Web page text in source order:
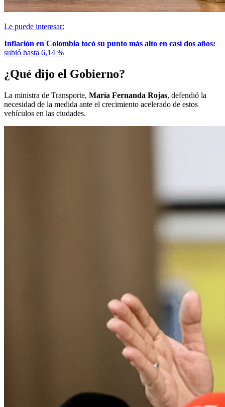
Le puede interesar:
Inflación en Colombia tocó su punto más alto en casi dos años:
subió hasta 6,14 %
¿Qué dijo el Gobierno?
La ministra de Transporte, María Fernanda Rojas, defendió la
necesidad de la medida ante el crecimiento acelerado de estos
vehículos en las ciudades.